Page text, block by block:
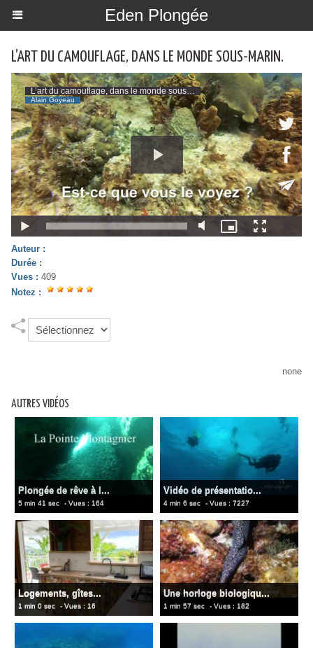
Eden Plongée
L’ART DU CAMOUFLAGE, DANS LE MONDE SOUS-MARIN.
Auteur :
Durée :
Vues : 409
Notez :
none
AUTRES VIDÉOS
Plongée de rêve à l...
5 min 41 sec - Vues : 164
Vidéo de présentatio...
4 min 6 sec - Vues : 7227
Logements, gîtes...
1 min 0 sec - Vues : 16
Une horloge biologiqu...
1 min 57 sec - Vues : 182